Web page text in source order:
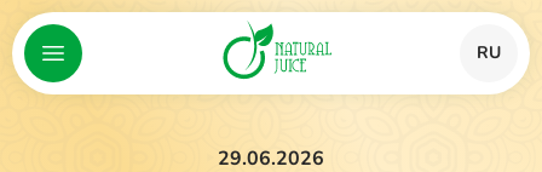
RU
29.06.2026